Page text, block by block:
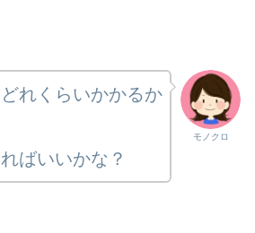
モノクロ
れくらいかかるか
ばいいかな？